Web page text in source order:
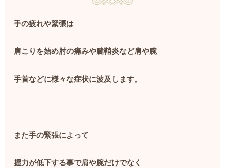
手の疲れや緊張は
肩こりを始め肘の痛みや腱鞘炎など肩や腕
手首などに様々な症状に波及します。
また手の緊張によって
握力が低下する事で肩や腕だけでなく